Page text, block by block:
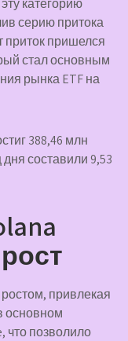
категорию
серию притока
приток пришелся
стал основным
рынка ETF на
388,46 млн
составили 9,53
привлекая
основном
что позволило